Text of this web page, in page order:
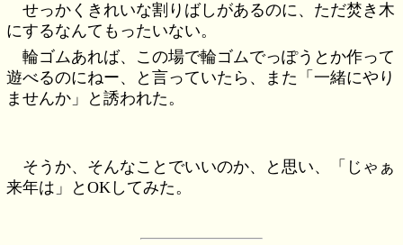
せっかくきれいな割りばしがあるのに、ただ焚き木
にするなんてもったいない。
輪ゴムあれば、この場で輪ゴムでっぽうとか作って
遊べるのにねー、と言っていたら、また「一緒にやり
ませんか」と誘われた。
そうか、そんなことでいいのか、と思い、「じゃぁ
来年は」とOKしてみた。